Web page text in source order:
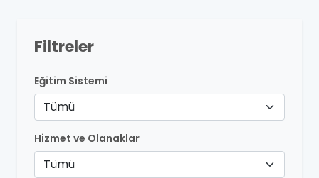
Filtreler
Eğitim Sistemi
Tümü
Hizmet ve Olanaklar
Tümü